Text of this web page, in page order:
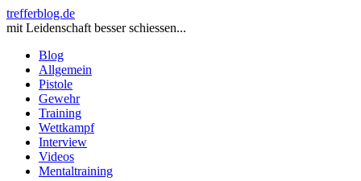
trefferblog.de
mit Leidenschaft besser schiessen...
Blog
Allgemein
Pistole
Gewehr
Training
Wettkampf
Interview
Videos
Mentaltraining